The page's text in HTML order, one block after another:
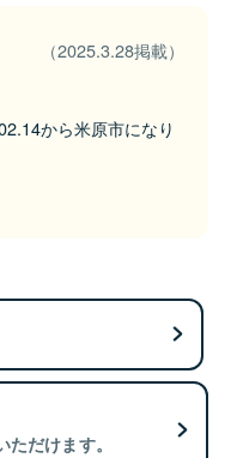
（2025.3.28掲載）
から米原市になり
だけます。